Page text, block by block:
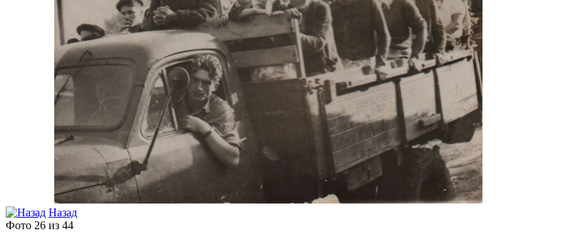
Назад
Фото 26 из 44